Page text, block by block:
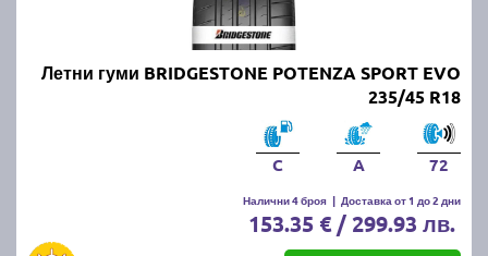
Летни гуми BRIDGESTONE POTENZA SPORT EVO
235/45 R18
C A 72
Налични 4 броя | Доставка от 1 до 2 дни
153.35 € / 299.93 лв.